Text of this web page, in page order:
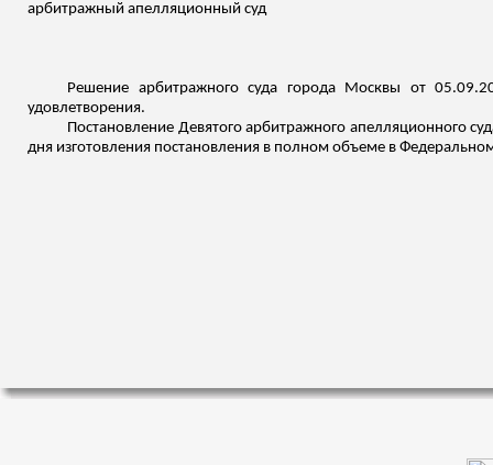
арбитражный апелляционный суд
Решение арбитражного суда города Москвы от
удовлетворения.
Постановление Девятого арбитражного апелляционного
дня изготовления постановления в полном объеме в